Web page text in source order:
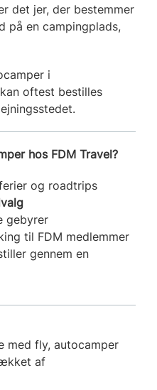
det jer, der bestemmer
på en campingplads,
i
oftest bestilles
hos FDM Travel?
og roadtrips
gebyrer
til FDM medlemmer
gennem en
med fly, autocamper
af